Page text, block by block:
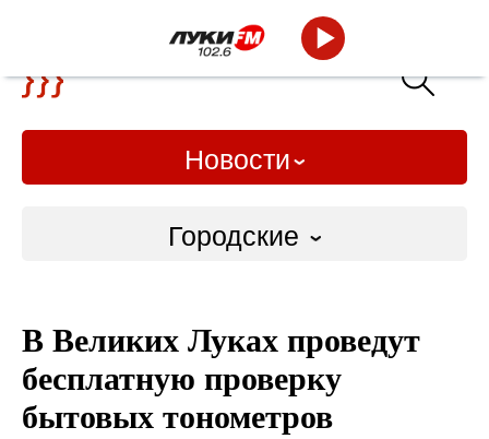
Новости
Городские
Слово Дело
Народные
В Великих Луках проведут
бесплатную проверку
бытовых тонометров